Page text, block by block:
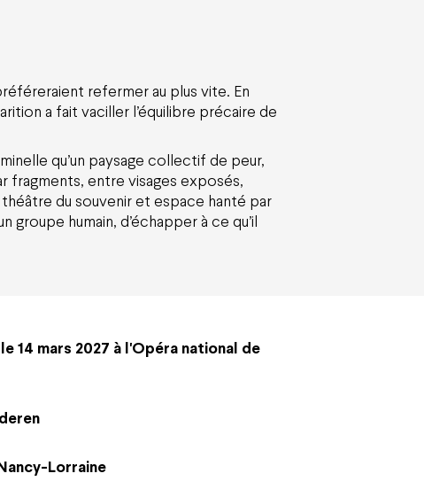
refermer au plus vite. En
a fait vaciller l’équilibre précaire de
qu’un paysage collectif de peur,
fragments, entre visages exposés,
du souvenir et espace hanté par
groupe humain, d’échapper à ce qu’il
14 mars 2027 à l'Opéra national de
Lorraine